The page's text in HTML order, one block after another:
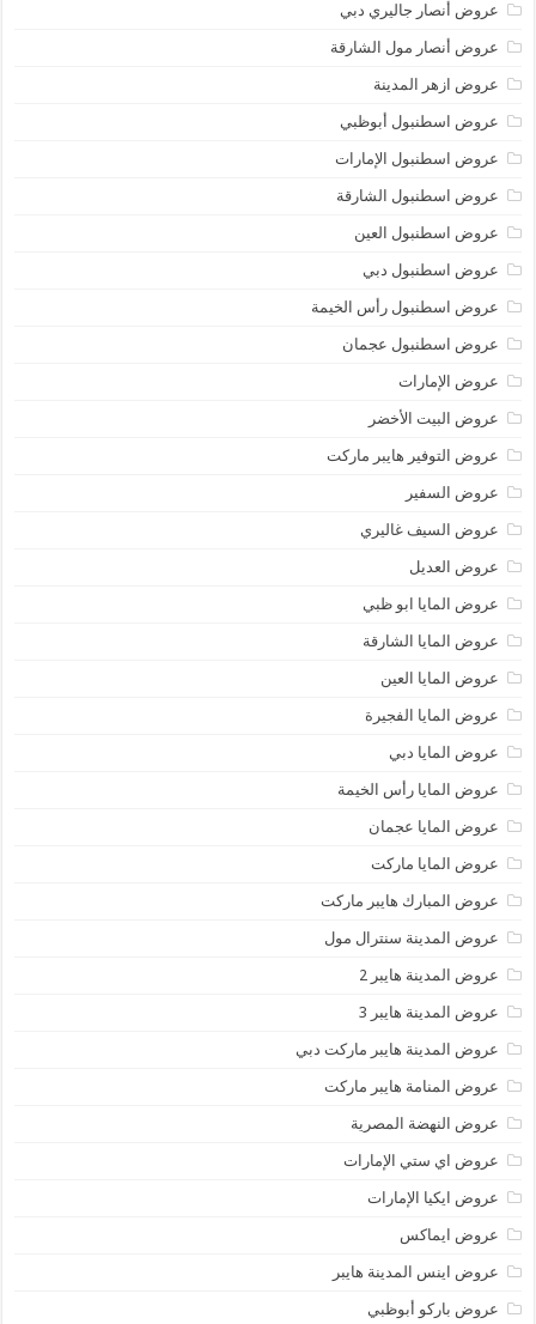
عروض أنصار جاليري دبي
عروض أنصار مول الشارقة
عروض ازهر المدينة
عروض اسطنبول أبوظبي
عروض اسطنبول الإمارات
عروض اسطنبول الشارقة
عروض اسطنبول العين
عروض اسطنبول دبي
عروض اسطنبول رأس الخيمة
عروض اسطنبول عجمان
عروض الإمارات
عروض البيت الأخضر
عروض التوفير هايبر ماركت
عروض السفير
عروض السيف غاليري
عروض العديل
عروض المايا ابو ظبي
عروض المايا الشارقة
عروض المايا العين
عروض المايا الفجيرة
عروض المايا دبي
عروض المايا رأس الخيمة
عروض المايا عجمان
عروض المايا ماركت
عروض المبارك هايبر ماركت
عروض المدينة سنترال مول
عروض المدينة هايبر 2
عروض المدينة هايبر 3
عروض المدينة هايبر ماركت دبي
عروض المنامة هايبر ماركت
عروض النهضة المصرية
عروض اي ستي الإمارات
عروض ايكيا الإمارات
عروض ايماكس
عروض اينس المدينة هايبر
عروض باركو أبوظبي